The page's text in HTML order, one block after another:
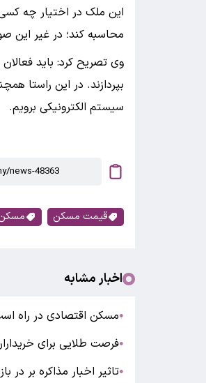
این ملک در اختیار چه
محاسبه کند؛ در غیر
وی تصریح کرد: ‌باید
بپردازند. در این راستا
سیستم الکترونیکی برویم.
قیمت مسکن
اخبار مشابه
●مسکن اقتصادی در راه
●فرصت طلایی برای
●تاثیر اخبار مذاکره بر در